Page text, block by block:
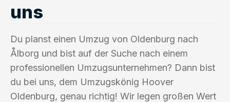
uns
Du planst einen Umzug von Oldenburg nach
Ålborg und bist auf der Suche nach einem
professionellen Umzugsunternehmen? Dann bist
du bei uns, dem Umzugskönig Hoover
Oldenburg, genau richtig! Wir legen großen Wert